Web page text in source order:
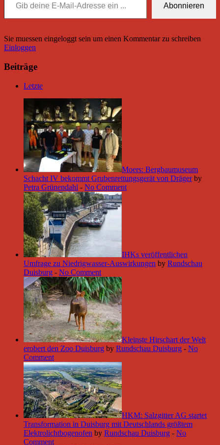
Abonnieren
Sie muessen eingeloggt sein um einen Kommentar zu schreiben
Einloggen
Beiträge
Letzte
Moers: Bergbaumuseum
Schacht IV bekommt Grubenrettungsgerät von Dräger by
Petra Grünendahl - No Comment
IHKs veröffentlichen
Umfrage zu Niedrigwasser-Auswirkungen by Rundschau
Duisburg - No Comment
Kleinste Hirschart der Welt
erobert den Zoo Duisburg by Rundschau Duisburg - No
Comment
HKM: Salzgitter AG startet
Transformation in Duisburg mit Deutschlands größtem
Elektrolichtbogenofen by Rundschau Duisburg - No
Comment